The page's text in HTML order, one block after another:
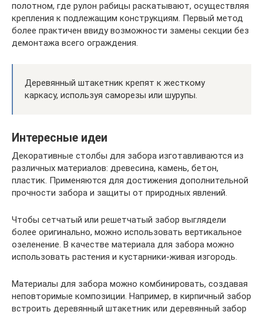
полотном, где рулон рабицы раскатывают, осуществляя
крепления к подлежащим конструкциям. Первый метод
более практичен ввиду возможности замены секции без
демонтажа всего ограждения.
Деревянный штакетник крепят к жесткому
каркасу, используя саморезы или шурупы.
Интересные идеи
Декоративные столбы для забора изготавливаются из
различных материалов: древесина, камень, бетон,
пластик. Применяются для достижения дополнительной
прочности забора и защиты от природных явлений.
Чтобы сетчатый или решетчатый забор выглядели
более оригинально, можно использовать вертикальное
озеленение. В качестве материала для забора можно
использовать растения и кустарники-живая изгородь.
Материалы для забора можно комбинировать, создавая
неповторимые композиции. Например, в кирпичный забор
встроить деревянный штакетник или деревянный забор